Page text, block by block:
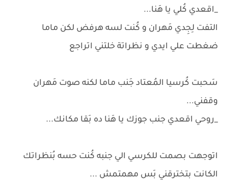
_اقعدي كُلي يا هَنا...
التفت لِجِدي مَهران و كُنت لسه هرفض لكن ماما
ضغطت علي ايدي و نظراتة خلتني اتراجع
سَحبت كُرسيا المُعتاد جَنب ماما لكنه صوت مَهران
وقفني...
_روحي اقعدي جنب جوزك يا هَنا ده بَقا مكانك...
اتوجهت بصمت للكرسي الي جنبه كُنت حسه بُنظراتك
الكانت بتخترقني بَس مهمتمش ...